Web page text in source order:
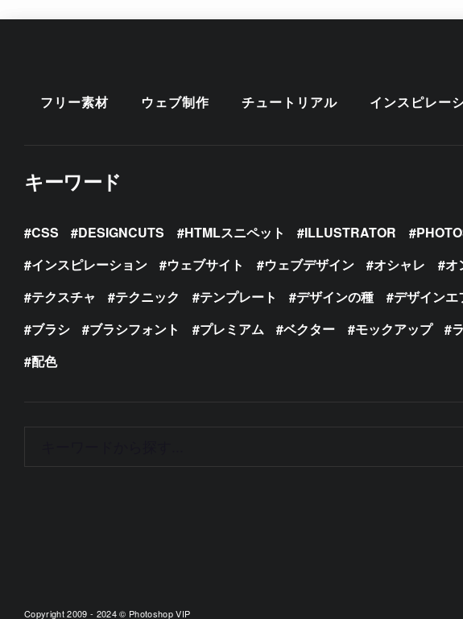
フリー素材 ウェブ制作 チュートリアル インスピレー
キーワード
CSS DESIGNCUTS HTMLスニペット ILLUSTRATOR
インスピレーション
ウェブサイト ウェブデザイン オシャレ オ
テクスチャ
テクニック テンプレート デザインの種 デザインエ
ブラシ
ブラシフォント プレミアム ベクター モックアップ
配色
Copyright 2009 - 2024 © Photoshop VIP